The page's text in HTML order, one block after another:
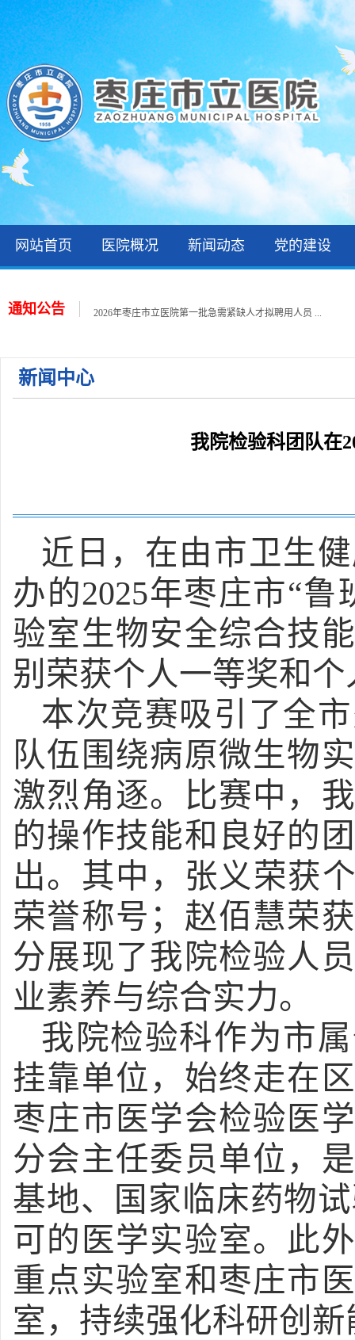
网站首页 医院概况 新闻动态 党的建设
通知公告
关于公布2026年枣庄市立医院公开招聘备案制工作人 ...
2026年枣庄市立医院第一批急需紧缺人才拟聘用人员 ...
关于公布2026年枣庄市立医院第一批急需紧缺人才招 ...
关于公布2026年枣庄市立医院公开招聘备案制工作人 ...
关于公布2026年枣庄市立医院第一批急需紧缺人才招 ...
新闻中心
我院检验科团队在
近日，在由市卫生
办的2025年枣庄市“
验室生物安全综合技
别荣获个人一等奖和
本次竞赛吸引了全
队伍围绕病原微生物
激烈角逐。比赛中，
的操作技能和良好的
出。其中，张义荣获
荣誉称号；赵佰慧荣
分展现了我院检验人
业素养与综合实力。
我院检验科作为市
挂靠单位，始终走在
枣庄市医学会检验医
分会主任委员单位，
基地、国家临床药物
可的医学实验室。此
重点实验室和枣庄市
室，持续强化科研创